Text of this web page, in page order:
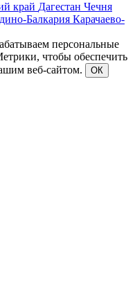
край Дагестан Чечня
Балкария Карачаево-
персональные
чтобы обеспечить
веб-сайтом.
ОК